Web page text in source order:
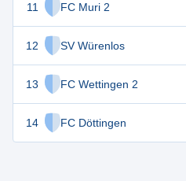
11 FC Muri 2
12 SV Würenlos
13 FC Wettingen 2
14 FC Döttingen